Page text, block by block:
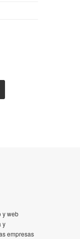
y web
y
empresas